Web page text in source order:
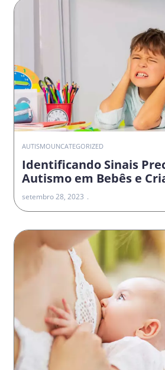
AUTISMOUNCATEGORIZED
Identificando Sinais
Autismo em Bebês e
setembro 28, 2023